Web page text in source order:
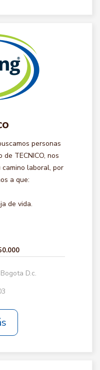
personas
TECNICO, nos
laboral, por
a que:
de vida.
D.c.